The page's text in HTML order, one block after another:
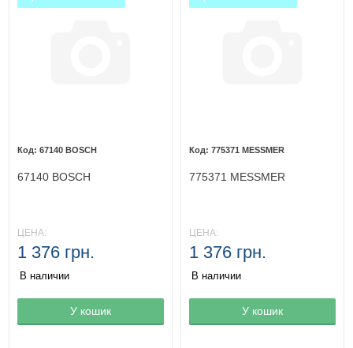
Товар в корзине
67140 BOSCH
67140 BOSCH
ЦЕНА:
1 376 грн.
В наличии
У кошик Товар в корзине
775371 MESSMER
775371 MESSMER
ЦЕНА:
1 376 грн.
В наличии
У кошик